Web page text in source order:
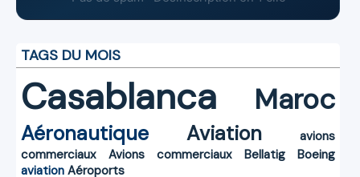
TAGS DU MOIS
Casablanca Maroc
Aéronautique Aviation
avions
commerciaux
Avions commerciaux Bellatig
Boeing
aviation Aéroports